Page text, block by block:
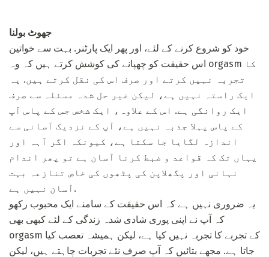
جھوٹ بولنا
خود کو شروع کرنے کے لئے، اور پھر ایک پارٹنر. بہت سے خواتین
اس حقیقت کو چھپانے کی کوشش کرتے ہیں کہ وہ orgasm کا
تجربہ نہیں کرتے اور صرف اس کی نقل کرتے ہیں. یہ
ایک راستہ نہیں ہے، لیکن غیر حل شدہ مسئلہ سے صرف
ایک روانگی ہے. اس کے علاوہ، ایک شخص جس کے پاس آپ
کے پاس پہلا جذبہ نہیں ہے، آپ کے نزدیک آسانی سے
اندازہ لگایا جا سکتا ہے، کیونکہ اگر آہہ اور
یہاں تک کہ قواعد و ضبط کرنا آسان ہے تو پھر اندام
نہانی اور پگھلاپن کی پٹھوں کی خاص تنازعہ بہت
آسان نہیں ہے.
یہ ضروری نہیں ہے کہ اس حقیقت کے سامنے ایک محبوب رکھو
کہ آپ نے اپنی پوری شادی شدہ زندگی کے لئے کبھی بھی
orgasm کے تجربے کا تجربہ نہیں کیا ہے، لیکن ہمیشہ تعصب کیا
جاتا ہے. مجھے بتائیں کہ آپ صرف نئے تجربات چاہتے ہیں، لیکن